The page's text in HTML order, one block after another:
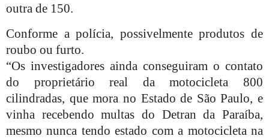
outra de 150.
Conforme a polícia, possivelmente produtos de
roubo ou furto.
“Os investigadores ainda conseguiram o contato
do proprietário real da motocicleta 800
cilindradas, que mora no Estado de São Paulo, e
vinha recebendo multas do Detran da Paraíba,
mesmo nunca tendo estado com a motocicleta na